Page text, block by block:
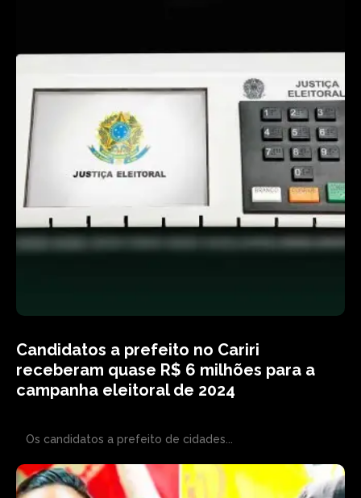
Candidatos a prefeito no Cariri
receberam quase R$ 6 milhões para a
campanha eleitoral de 2024
Os candidatos a prefeito de cidades...